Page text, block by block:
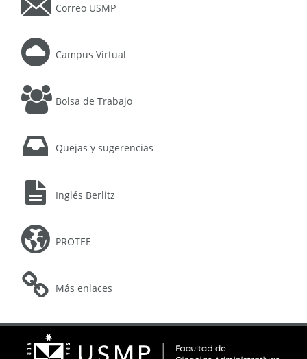
Correo USMP
Campus Virtual
Bolsa de Trabajo
Quejas y sugerencias
Inglés Berlitz
PROTEE
Más enlaces